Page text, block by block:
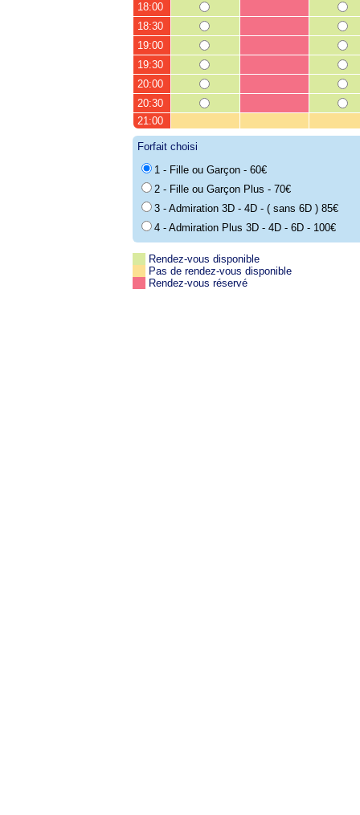
18:00
18:30
19:00
19:30
20:00
20:30
21:00
Forfait choisi
1 - Fille ou Garçon - 60€
2 - Fille ou Garçon Plus - 70€
3 - Admiration 3D - 4D - ( sans 6D ) 85€
4 - Admiration Plus 3D - 4D - 6D - 100€
Rendez-vous disponible
Pas de rendez-vous disponible
Rendez-vous réservé